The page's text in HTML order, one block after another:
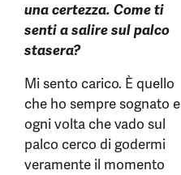
una certezza. Come ti
senti a salire sul palco
stasera?
Mi sento carico. È quello
che ho sempre sognato e
ogni volta che vado sul
palco cerco di godermi
veramente il momento